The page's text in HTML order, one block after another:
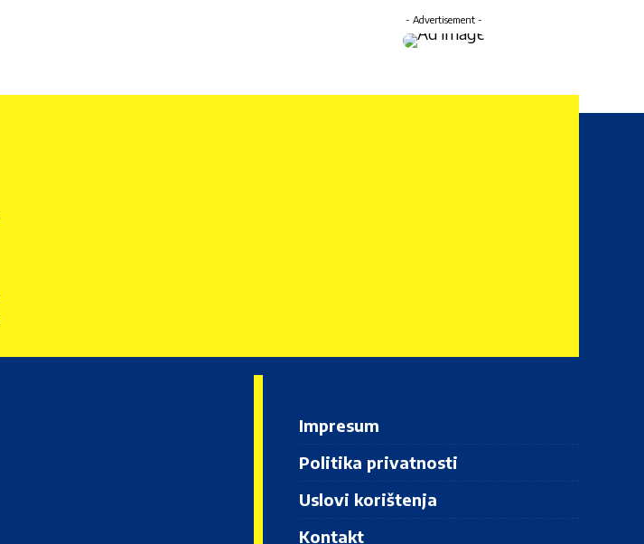
- Advertisement -
Impresum
Politika privatnosti
Uslovi korištenja
Kontakt